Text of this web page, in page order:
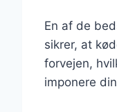
En af de
sikrer, at
forvejen,
imponere